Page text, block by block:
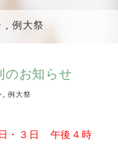
,例大祭
お知らせ
,例大祭
・３日 午後４時